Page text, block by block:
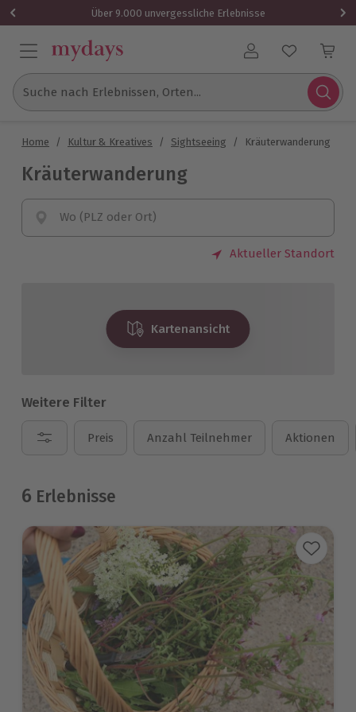
Über 9.000 unvergessliche Erlebnisse
Benutzerkonto
Suche nach Erlebnissen, Orten...
Home / Kultur & Kreatives / Sightseeing / Kräuterwanderung
Kräuterwanderung
Wo (PLZ oder Ort)
Aktueller Standort
Kartenansicht
Weitere Filter
Preis Anzahl Teilnehmer Aktionen
6 Erlebnisse